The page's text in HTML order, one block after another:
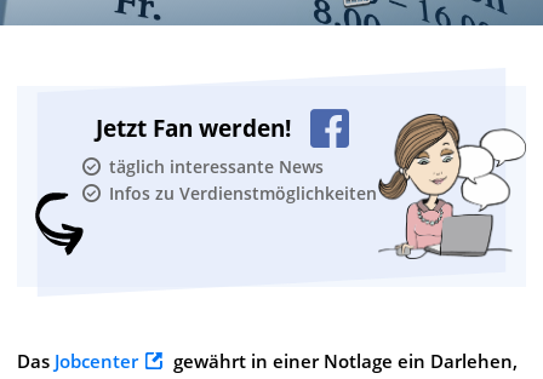
Jetzt Fan werden!
täglich interessante News
Infos zu Verdienstmöglichkeiten
Das Jobcenter
gewährt in einer Notlage ein Darlehen,